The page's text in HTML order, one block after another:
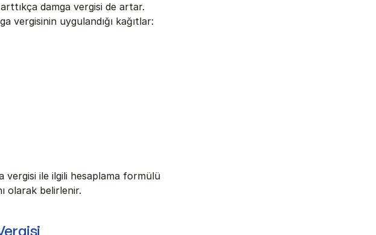
damga vergisi de artar.
vergisinin uygulandığı kağıtlar:
vergisi ile ilgili hesaplama formülü
olarak belirlenir.